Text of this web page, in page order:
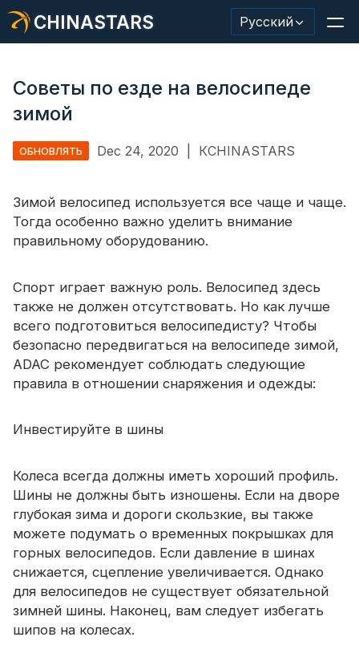
CHINASTARS Русский
Защитная одежда
Светящийся в темноте материал
О КИНАССТАРС
Новый продукт
Сертификат
Видео
Контакт
Советы по езде на велосипеде
зимой
ОБНОВЛЯТЬ Dec 24, 2020 КCHINASTARS
Зимой велосипед используется все чаще и чаще.
Тогда особенно важно уделить внимание
правильному оборудованию.
Спорт играет важную роль. Велосипед здесь
также не должен отсутствовать. Но как лучше
всего подготовиться велосипедисту? Чтобы
безопасно передвигаться на велосипеде зимой,
ADAC рекомендует соблюдать следующие
правила в отношении снаряжения и одежды:
Инвестируйте в шины
Колеса всегда должны иметь хороший профиль.
Шины не должны быть изношены. Если на дворе
глубокая зима и дороги скользкие, вы также
можете подумать о временных покрышках для
горных велосипедов. Если давление в шинах
снижается, сцепление увеличивается. Однако
для велосипедов не существует обязательной
зимней шины. Наконец, вам следует избегать
шипов на колесах.